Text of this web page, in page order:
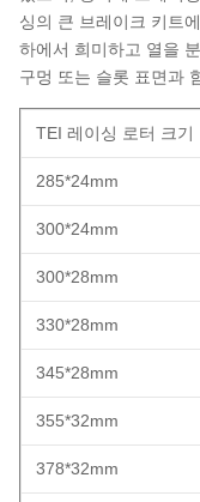
싱의 큰 브레이크 키트
하에서 희미하고 열을
구멍 또는 슬롯 표면과
TEI 레이싱 로터 크기
285*24mm
300*24mm
300*28mm
330*28mm
345*28mm
355*32mm
378*32mm